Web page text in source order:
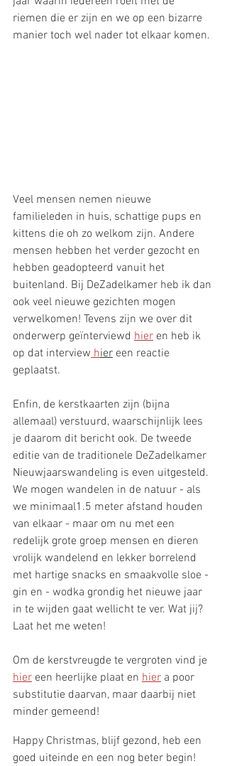
riemen die er zijn en we op een bizarre
manier toch wel nader tot elkaar komen.
Veel mensen nemen nieuwe
familieleden in huis, schattige pups en
kittens die oh zo welkom zijn. Andere
mensen hebben het verder gezocht en
hebben geadopteerd vanuit het
buitenland. Bij DeZadelkamer heb ik dan
ook veel nieuwe gezichten mogen
verwelkomen! Tevens zijn we over dit
onderwerp geïnterviewd hier en heb ik
op dat interview hier een reactie
geplaatst.
Enfin, de kerstkaarten zijn (bijna
allemaal) verstuurd, waarschijnlijk lees
je daarom dit bericht ook. De tweede
editie van de traditionele DeZadelkamer
Nieuwjaarswandeling is even uitgesteld.
We mogen wandelen in de natuur - als
we minimaal1.5 meter afstand houden
van elkaar - maar om nu met een
redelijk grote groep mensen en dieren
vrolijk wandelend en lekker borrelend
met hartige snacks en smaakvolle sloe -
gin en - wodka grondig het nieuwe jaar
in te wijden gaat wellicht te ver. Wat jij?
Laat het me weten!
Om de kerstvreugde te vergroten vind je
hier een heerlijke plaat en hier a poor
substitutie daarvan, maar daarbij niet
minder gemeend!
Happy Christmas, blijf gezond, heb een
goed uiteinde en een nog beter begin!